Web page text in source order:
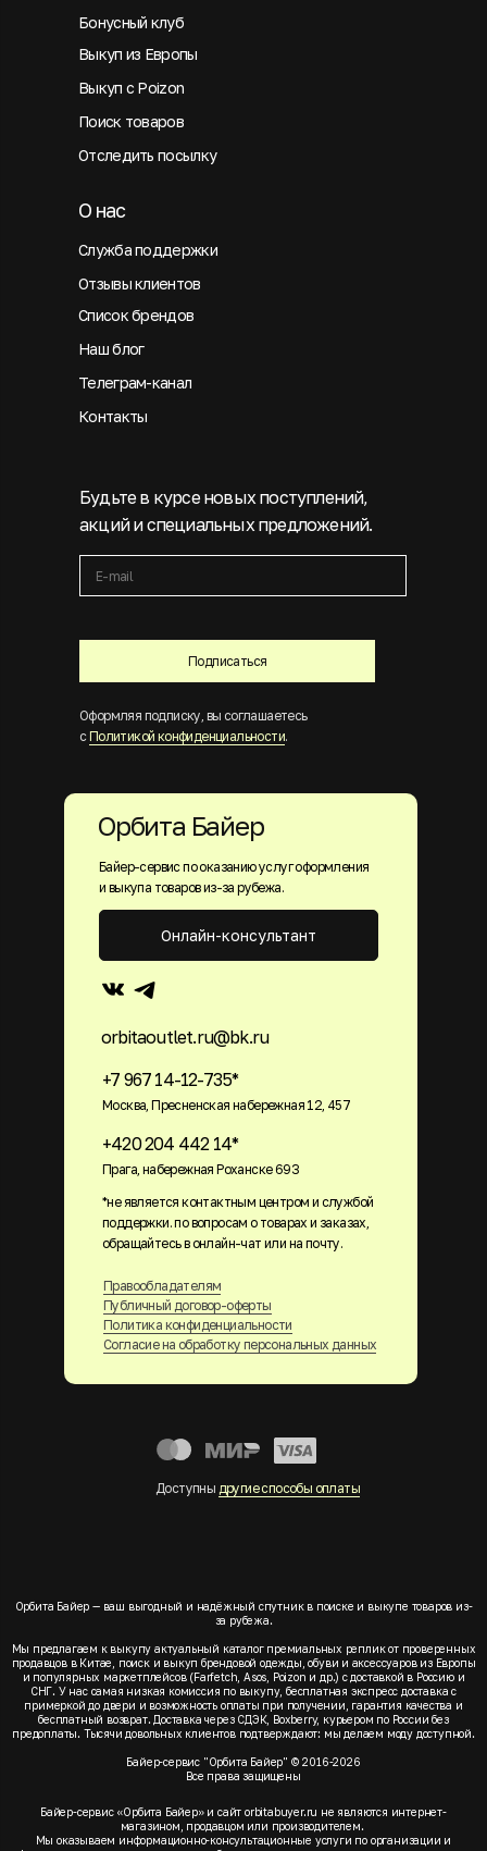
Подписаться
Будьте в курсе новых поступлений,
акций и специальных предложений.
Оформляя подписку, вы соглашаетесь
с Политикой конфиденциальности.
Бонусный клуб
Выкуп из Европы
Выкуп с Poizon
Поиск товаров
Отследить посылку
Служба поддержки
О нас
Отзывы клиентов
Список брендов
Наш блог
Телеграм-канал
Контакты
Байер-сервис по оказанию услуг оформления
и выкупа товаров из-за рубежа.
+7 967 14-12-735*
Москва, Пресненская набережная 12, 457
+420 204 442 14*
Прага, набережная Роханске 693
orbitaoutlet.ru@bk.ru
Правообладателям
Публичный договор-оферты
Политика конфиденциальности
Согласие на обработку персональных данных
Онлайн-консультант
Орбита Байер
Доступны другие способы оплаты
*не является контактным центром и службой
поддержки. по вопросам о товарах и заказах,
обращайтесь в онлайн-чат или на почту.
Орбита Байер — ваш выгодный и надёжный спутник в поиске и выкупе товаров из-
за рубежа.
Мы предлагаем к выкупу актуальный каталог премиальных реплик от проверенных
продавцов в Китае, поиск и выкуп брендовой одежды, обуви и аксессуаров из Европы
и популярных маркетплейсов (Farfetch, Asos, Poizon и др.) с доставкой в Россию и
СНГ. У нас самая низкая комиссия по выкупу, бесплатная экспресс доставка с
примеркой до двери и возможность оплаты при получении, гарантия качества и
бесплатный возврат. Доставка через СДЭК, Boxberry, курьером по России без
предоплаты. Тысячи довольных клиентов подтверждают: мы делаем моду доступной.
Байер-сервис "Орбита Байер" © 2016-2026
Все права защищены
Байер-сервис «Орбита Байер» и сайт orbitabuyer.ru не являются интернет-
магазином, продавцом или производителем.
Мы оказываем информационно-консультационные услуги по организации и